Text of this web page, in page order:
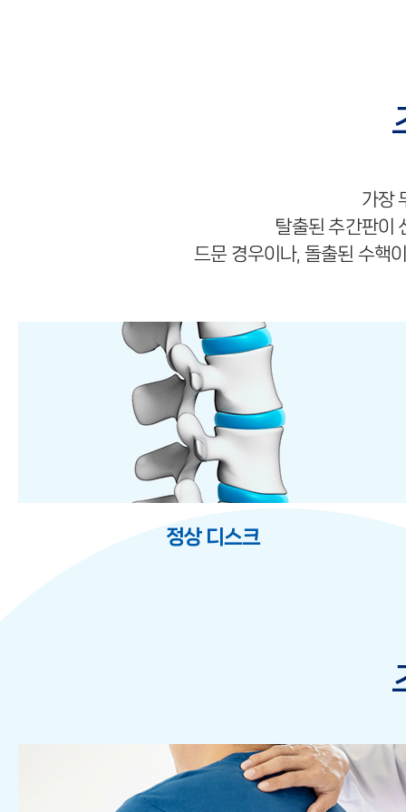
가장
탈출된 추간판이
드문 경우이나, 돌출된 수핵
정상 디스크